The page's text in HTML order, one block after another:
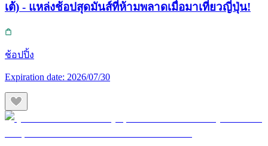
เต้) - แหล่งช้อปสุดมันส์ที่ห้ามพลาดเมื่อมาเที่ยวญี่ปุ่น!
ช้อปปิ้ง
Expiration date: 2026/07/30